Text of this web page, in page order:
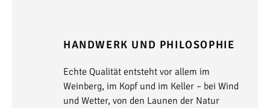
HANDWERK UND PHILOSOPHIE
Echte Qualität entsteht vor allem im
Weinberg, im Kopf und im Keller – bei Wind
und Wetter, von den Launen der Natur